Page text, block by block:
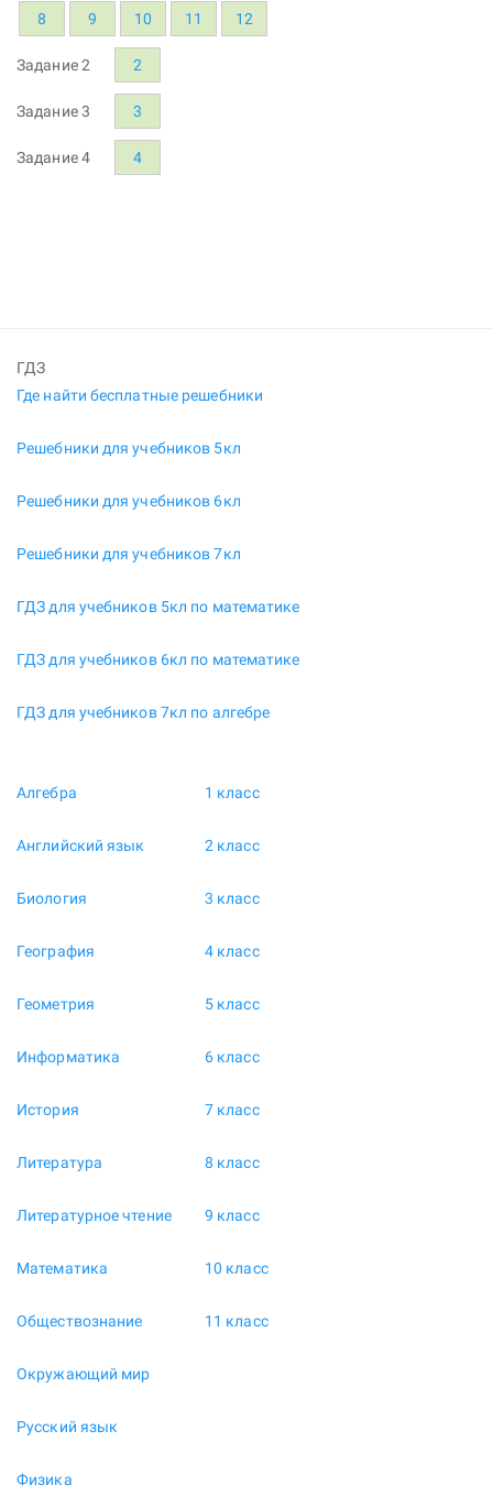
8 9 10 11 12
Задание 2 2
Задание 3 3
Задание 4 4
ГДЗ
Где найти бесплатные решебники
Решебники для учебников 5кл
Решебники для учебников 6кл
Решебники для учебников 7кл
ГДЗ для учебников 5кл по математике
ГДЗ для учебников 6кл по математике
ГДЗ для учебников 7кл по алгебре
Алгебра
Английский язык
Биология
География
Геометрия
Информатика
История
Литература
Литературное чтение
Математика
Обществознание
Окружающий мир
Русский язык
Физика
1 класс
2 класс
3 класс
4 класс
5 класс
6 класс
7 класс
8 класс
9 класс
10 класс
11 класс